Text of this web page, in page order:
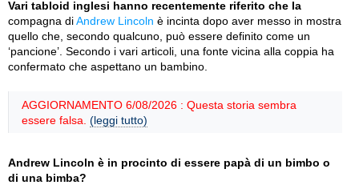
Vari tabloid inglesi hanno recentemente riferito che la
compagna diAndrew Lincoln è incinta dopo aver messo in mostra
quello che, secondo qualcuno, può essere definito come un
‘pancione’. Secondo i vari articoli, una fonte vicina alla coppia ha
confermato che aspettano un bambino.
AGGIORNAMENTO 6/08/2026 : Questa storia sembra
essere falsa. (leggi tutto)
Andrew Lincoln è in procinto di essere papà di un bimbo o
di una bimba?